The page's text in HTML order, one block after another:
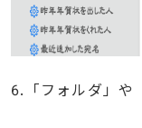
6.「フォルダ」や